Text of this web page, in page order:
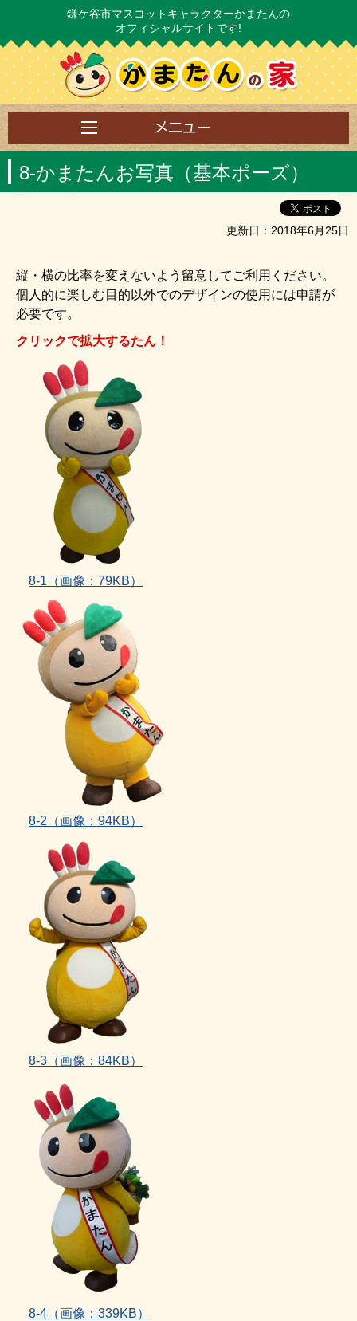
鎌ケ谷市マスコットキャラクターかまたんの
オフィシャルサイトです!
8‐かまたんお写真（基本ポーズ）
更新日：2018年6月25日
縦・横の比率を変えないよう留意してご利用ください。
個人的に楽しむ目的以外でのデザインの使用には申請が
必要です。
クリックで拡大するたん！
8‐1（画像：79KB）
8‐2（画像：94KB）
8‐3（画像：84KB）
8‐4 （画像：339KB）